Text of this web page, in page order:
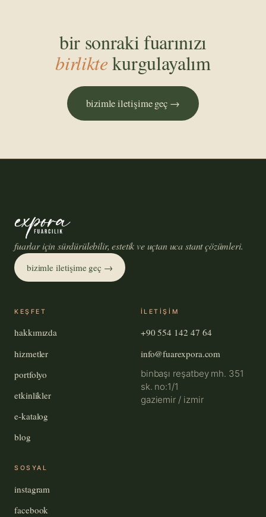
bir sonraki fuarınızı
birliktekurgulayalım
bizimle iletişime geç →
fuarlar için sürdürülebilir, estetik ve uçtan uca stant çözümleri.
bizimle iletişime geç →
KEŞFET
hakkımızda
hizmetler
portfolyo
etkinlikler
e-katalog
blog
ILETIŞIM
+90 554 142 47 64
info@fuarexpora.com
binbaşı reşatbey mh. 351
sk. no:1/1
gaziemir / izmir
SOSYAL
instagram
facebook